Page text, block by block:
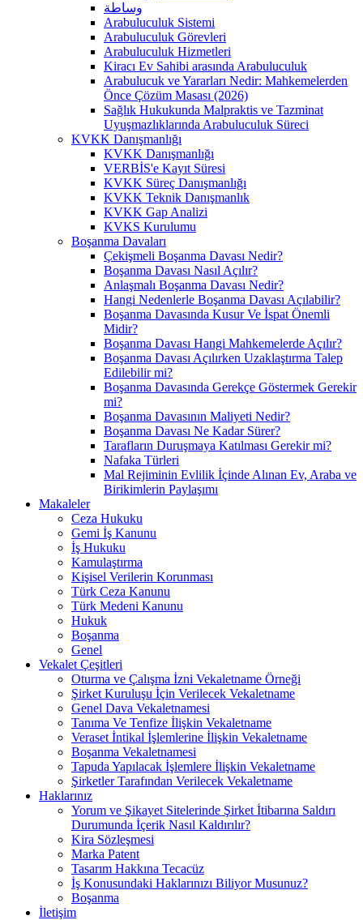
وساطة
Arabuluculuk Sistemi
Arabuluculuk Görevleri
Arabuluculuk Hizmetleri
Kiracı Ev Sahibi arasında Arabuluculuk
Arabulucuk ve Yararları Nedir: Mahkemelerden
Önce Çözüm Masası (2026)
Sağlık Hukukunda Malpraktis ve Tazminat
Uyuşmazlıklarında Arabuluculuk Süreci
KVKK Danışmanlığı
KVKK Danışmanlığı
VERBİS'e Kayıt Süresi
KVKK Süreç Danışmanlığı
KVKK Teknik Danışmanlık
KVKK Gap Analizi
KVKS Kurulumu
Boşanma Davaları
Çekişmeli Boşanma Davası Nedir?
Boşanma Davası Nasıl Açılır?
Anlaşmalı Boşanma Davası Nedir?
Hangi Nedenlerle Boşanma Davası Açılabilir?
Boşanma Davasında Kusur Ve İspat Önemli
Midir?
Boşanma Davası Hangi Mahkemelerde Açılır?
Boşanma Davası Açılırken Uzaklaştırma Talep
Edilebilir mi?
Boşanma Davasında Gerekçe Göstermek Gerekir
mi?
Boşanma Davasının Maliyeti Nedir?
Boşanma Davası Ne Kadar Sürer?
Tarafların Duruşmaya Katılması Gerekir mi?
Nafaka Türleri
Mal Rejiminin Evlilik İçinde Alınan Ev, Araba ve
Birikimlerin Paylaşımı
Makaleler
Ceza Hukuku
Gemi İş Kanunu
İş Hukuku
Kamulaştırma
Kişisel Verilerin Korunması
Türk Ceza Kanunu
Türk Medeni Kanunu
Hukuk
Boşanma
Genel
Vekalet Çeşitleri
Oturma ve Çalışma İzni Vekaletname Örneği
Şirket Kuruluşu İçin Verilecek Vekaletname
Genel Dava Vekaletnamesi
Tanıma Ve Tenfize İlişkin Vekaletname
Veraset İntikal İşlemlerine İlişkin Vekaletname
Boşanma Vekaletnamesi
Tapuda Yapılacak İşlemlere İlişkin Vekaletname
Şirketler Tarafından Verilecek Vekaletname
Haklarınız
Yorum ve Şikayet Sitelerinde Şirket İtibarına Saldırı
Durumunda İçerik Nasıl Kaldırılır?
Kira Sözleşmesi
Marka Patent
Tasarım Hakkına Tecacüz
İş Konusundaki Haklarınızı Biliyor Musunuz?
Boşanma
İletişim